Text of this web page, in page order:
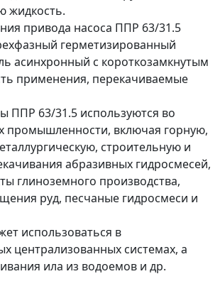
жидкость.
привода насоса ППР 63/31.5
герметизированный
асинхронный с короткозамкнутым
применения, перекачиваемые
ППР 63/31.5 используются во
промышленности, включая горную,
строительную и
абразивных гидросмесей,
глиноземного производства,
руд, песчаные гидросмеси и
использоваться в
централизованных системах, а
ила из водоемов и др.